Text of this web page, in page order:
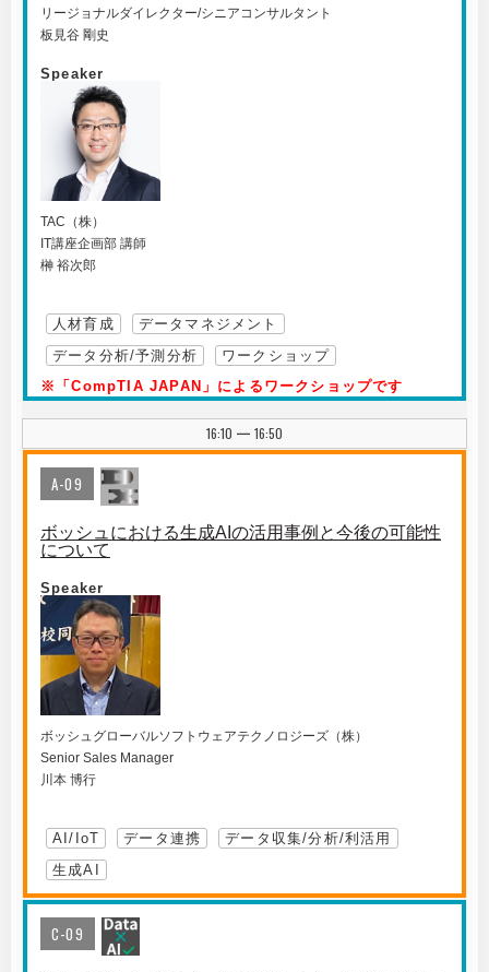
リージョナルダイレクター/シニアコンサルタント
板見谷 剛史
Speaker
TAC（株）
IT講座企画部 講師
榊 裕次郎
人材育成
データマネジメント
データ分析/予測分析
ワークショップ
※「CompTIA JAPAN」によるワークショップです
16:10 | 16:50
A-09
ボッシュにおける生成AIの活用事例と今後の可能性
について
Speaker
ボッシュグローバルソフトウェアテクノロジーズ（株）
Senior Sales Manager
川本 博行
AI/IoT データ連携
データ収集/分析/利活用
生成AI
C-09